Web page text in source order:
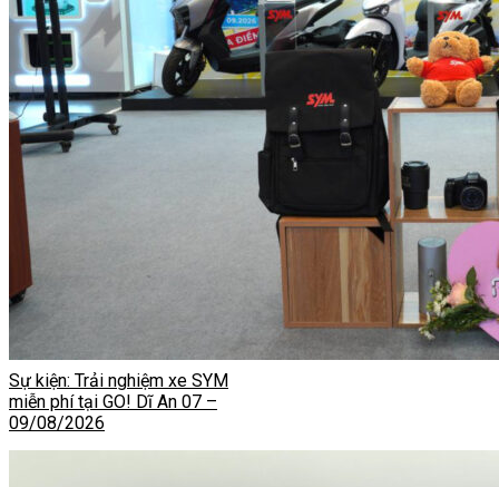
Sự kiện: Trải nghiệm xe SYM
miễn phí tại GO! Dĩ An 07 –
09/08/2026